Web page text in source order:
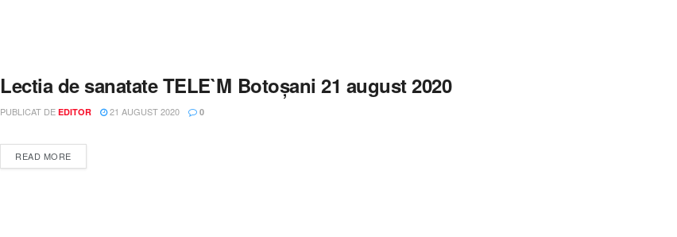
Lectia de sanatate TELE`M Botoșani 21 august 2020
PUBLICAT DE EDITOR 21 AUGUST 2020 0
READ MOREDETAILS